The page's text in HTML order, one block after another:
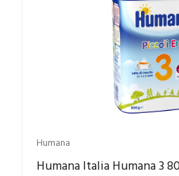
Humana
Humana Italia Humana 3